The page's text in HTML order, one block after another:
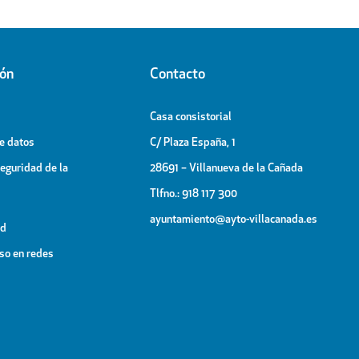
datos
de la
en redes
Contacto
Casa consistorial
C/ Plaza España, 1
28691 – Villanueva de la Cañada
Tlfno.: 918 117 300
ayuntamiento@ayto-villacanada.es